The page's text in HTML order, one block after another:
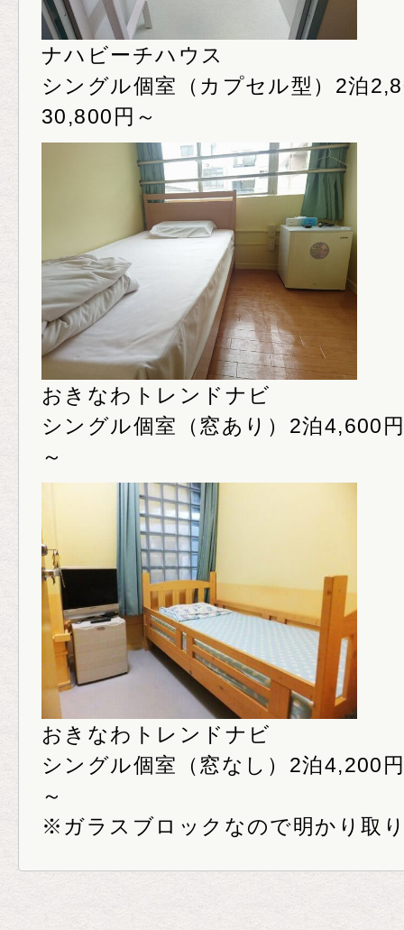
ナハビーチハウス
シングル個室（カプセル型）2泊
30,800円～
おきなわトレンドナビ
シングル個室（窓あり）2泊4,600
～
おきなわトレンドナビ
シングル個室（窓なし）2泊4,200
～
※ガラスブロックなので明かり取